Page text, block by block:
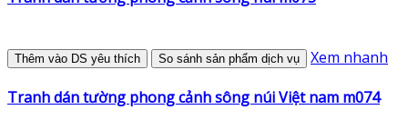
Thêm vào DS yêu thích So sánh sản phẩm dịch vụ Xem nhanh
Tranh dán tường phong cảnh sông núi Việt nam m074